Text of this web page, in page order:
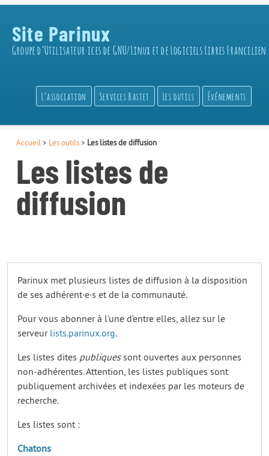
Site Parinux
Groupe d’Utilisateur·ices de GNU/Linux et de Logiciels Libres Francilien
L’association Services Bastet Les outils Événements
Accueil > Les outils> Les listes de diffusion
Les listes de
diffusion
Parinux met plusieurs listes de diffusion à la disposition
de ses adhérent·e·s et de la communauté.
Pour vous abonner à l’une d’entre elles, allez sur le
serveur lists.parinux.org.
Les listes dites publiquessont ouvertes aux personnes
non-adhérentes. Attention, les listes publiques sont
publiquement archivées et indexées par les moteurs de
recherche.
Les listes sont :
Chatons